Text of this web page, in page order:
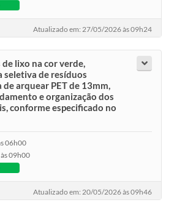
Atualizado em: 27/05/2026 às 09h24
lixo na cor verde,
seletiva de resíduos
de arquear PET de 13mm,
e organização dos
conforme especificado no
06h00
09h00
Atualizado em: 20/05/2026 às 09h46